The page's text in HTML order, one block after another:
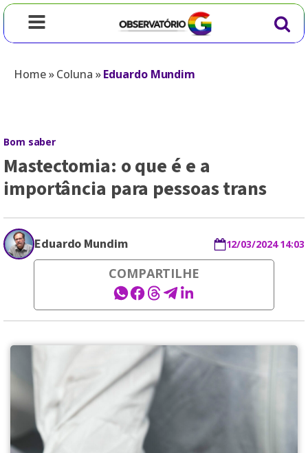
Home»Coluna »Eduardo Mundim
Bom saber
Mastectomia: o que é e a
importância para pessoas trans
Eduardo Mundim 12/03/2024 14:03
COMPARTILHE